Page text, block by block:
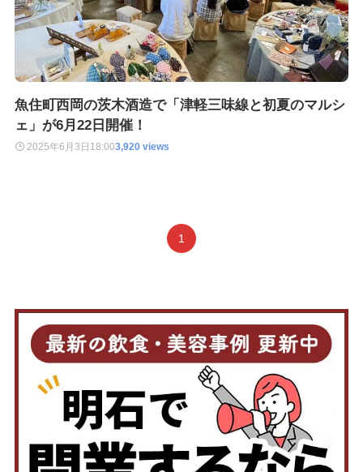
魚住町西岡の茨木酒造で「津軽三味線と初夏のマルシ
ェ」が6月22日開催！
2025年6月3日 18:003,920 views
1